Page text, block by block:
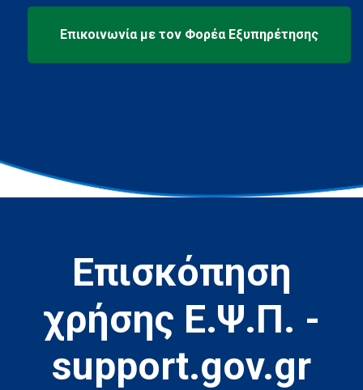
Επισκόπηση
χρήσης Ε.Ψ.Π. -
support.gov.gr